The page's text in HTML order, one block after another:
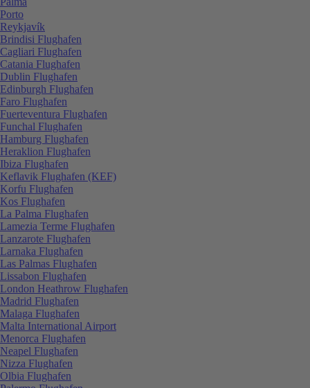
Porto
Reykjavík
Brindisi Flughafen
Cagliari Flughafen
Catania Flughafen
Dublin Flughafen
Edinburgh Flughafen
Faro Flughafen
Fuerteventura Flughafen
Funchal Flughafen
Hamburg Flughafen
Heraklion Flughafen
Ibiza Flughafen
Keflavik Flughafen (KEF)
Korfu Flughafen
Kos Flughafen
La Palma Flughafen
Lamezia Terme Flughafen
Lanzarote Flughafen
Larnaka Flughafen
Las Palmas Flughafen
Lissabon Flughafen
London Heathrow Flughafen
Madrid Flughafen
Malaga Flughafen
Malta International Airport
Menorca Flughafen
Neapel Flughafen
Nizza Flughafen
Olbia Flughafen